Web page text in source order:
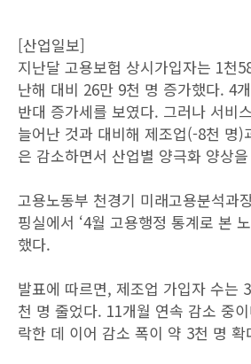
[산업일보]
지난달 고용보험 상시가입자는 1천
난해 대비 26만 9천 명 증가했다. 4
반대 증가세를 보였다. 그러나 서비
늘어난 것과 대비해 제조업(-8천 명
은 감소하면서 산업별 양극화 양상
고용노동부 천경기 미래고용분석과
핑실에서 ‘4월 고용행정 통계로 본
했다.
발표에 따르면, 제조업 가입자 수는
천 명 줄었다. 11개월 연속 감소 중
락한 데 이어 감소 폭이 약 3천 명 확